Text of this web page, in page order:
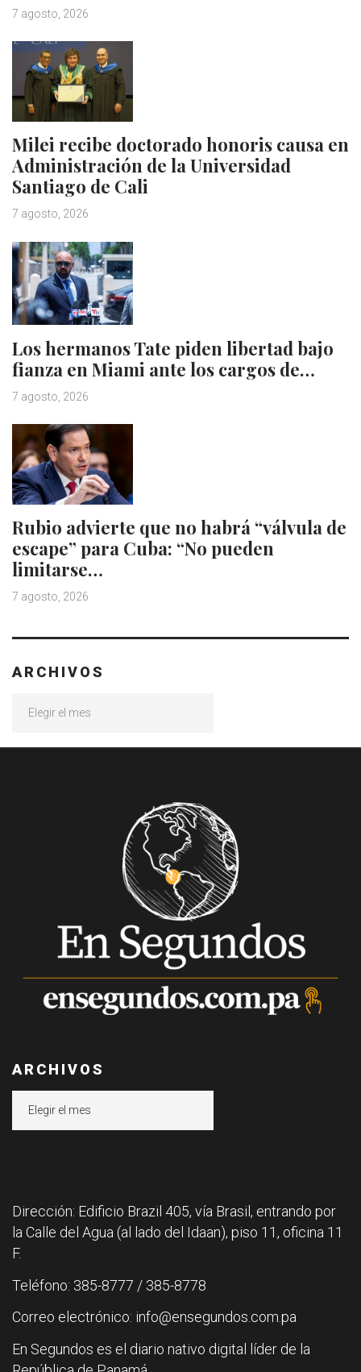
7 agosto, 2026
Milei recibe doctorado honoris causa en
Administración de la Universidad
Santiago de Cali
7 agosto, 2026
Los hermanos Tate piden libertad bajo
fianza en Miami ante los cargos de…
7 agosto, 2026
Rubio advierte que no habrá “válvula de
escape” para Cuba: “No pueden
limitarse…
7 agosto, 2026
ARCHIVOS
ARCHIVOS
Dirección: Edificio Brazil 405, vía Brasil, entrando por
la Calle del Agua (al lado del Idaan), piso 11, oficina 11
F.
Teléfono: 385-8777 / 385-8778
Correo electrónico: info@ensegundos.com.pa
En Segundos es el diario nativo digital líder de la